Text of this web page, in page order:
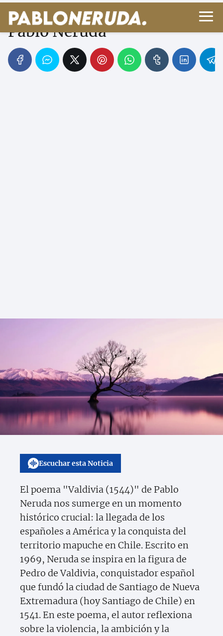
Valdivia (1544) - Poema de
Pablo Neruda
Escuchar esta Noticia
El poema "Valdivia (1544)" de Pablo
Neruda nos sumerge en un momento
histórico crucial: la llegada de los
españoles a América y la conquista del
territorio mapuche en Chile. Escrito en
1969, Neruda se inspira en la figura de
Pedro de Valdivia, conquistador español
que fundó la ciudad de Santiago de Nueva
Extremadura (hoy Santiago de Chile) en
1541. En este poema, el autor reflexiona
sobre la violencia, la ambición y la